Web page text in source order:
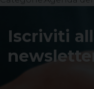
Iscriviti